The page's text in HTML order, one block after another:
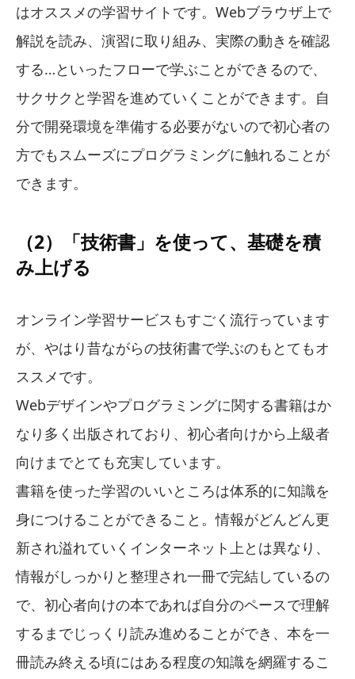
はオススメの学習サイトです。Webブラウザ上で
解説を読み、演習に取り組み、実際の動きを確認
する…といったフローで学ぶことができるので、
サクサクと学習を進めていくことができます。自
分で開発環境を準備する必要がないので初心者の
方でもスムーズにプログラミングに触れることが
できます。
（2）「技術書」を使って、基礎を積
み上げる
オンライン学習サービスもすごく流行っています
が、やはり昔ながらの技術書で学ぶのもとてもオ
ススメです。
Webデザインやプログラミングに関する書籍はか
なり多く出版されており、初心者向けから上級者
向けまでとても充実しています。
書籍を使った学習のいいところは体系的に知識を
身につけることができること。情報がどんどん更
新され溢れていくインターネット上とは異なり、
情報がしっかりと整理され一冊で完結しているの
で、初心者向けの本であれば自分のペースで理解
するまでじっくり読み進めることができ、本を一
冊読み終える頃にはある程度の知識を網羅するこ